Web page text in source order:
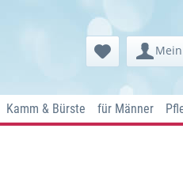
Kamm & Bürste für Männer